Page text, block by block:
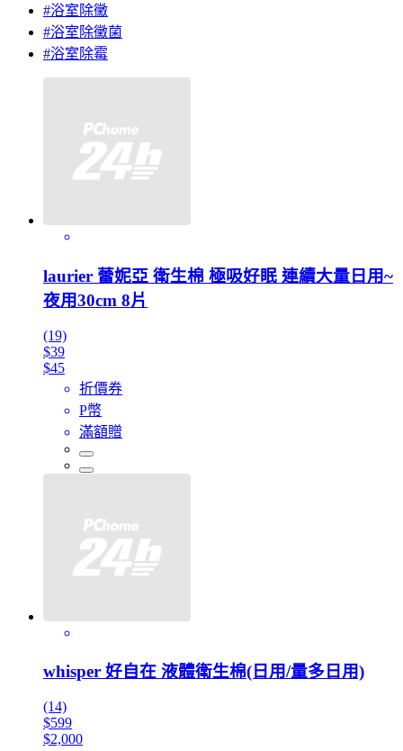
#浴室除黴
#浴室除黴菌
#浴室除霉
laurier 蕾妮亞 衛生棉 極吸好眠 連續大量日用~
夜用30cm 8片
(19)
$39
$45
折價券
P幣
滿額贈
whisper 好自在 液體衛生棉(日用/量多日用)
(14)
$599
$2,000